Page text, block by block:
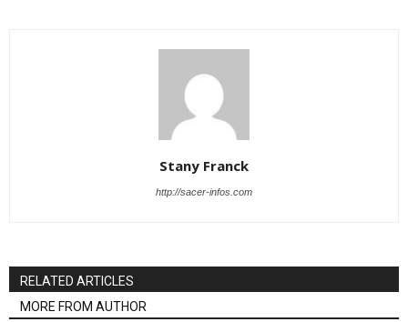
Stany Franck
http://sacer-infos.com
RELATED ARTICLES
MORE FROM AUTHOR